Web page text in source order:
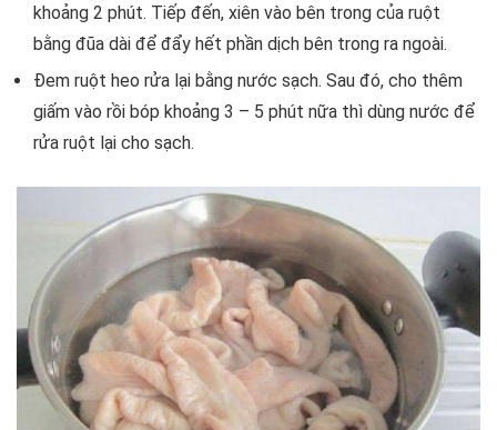
khoảng 2 phút. Tiếp đến, xiên vào bên trong của ruột
bằng đũa dài để đẩy hết phần dịch bên trong ra ngoài.
Đem ruột heo rửa lại bằng nước sạch. Sau đó, cho thêm
giấm vào rồi bóp khoảng 3 – 5 phút nữa thì dùng nước để
rửa ruột lại cho sạch.